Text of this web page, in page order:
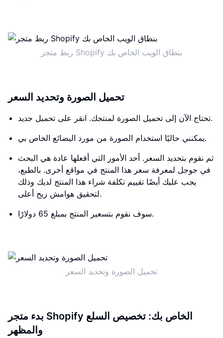
ربط متجر Shopify بنطاق الويب الخاص بك
تحميل الصورة وتحديد السعر
تحتاج الآن إلى تحميل الصورة لمنتجك. انقر على تحميل جديد.
يمكنني حاليًا استخدام الصورة من مورد البضائع الخاص بي.
ثم نقوم بتحديد السعر. أحد الأمور التي أفعلها عادة هي البحث
في جوجل لمعرفة سعر هذا المنتج في مواقع أخرى. بالطبع،
يجب عليك أيضًا تقييم تكلفة شراء هذا المنتج لديك وذلك
لتحقيق هوامش ربح أعلى.
سوف نقوم بتسعير المنتج بمبلغ 65 دولارًا.
تحميل الصورة وتحديد السعر
بدء متجر Shopify الخاص بك: تخصيص السلع
والمظهر